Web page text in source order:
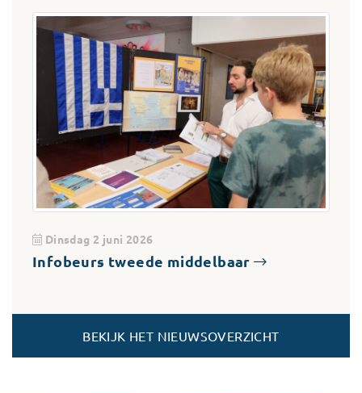
Dinsdag 2 juni 2026
Infobeurs tweede middelbaar
BEKIJK HET NIEUWSOVERZICHT